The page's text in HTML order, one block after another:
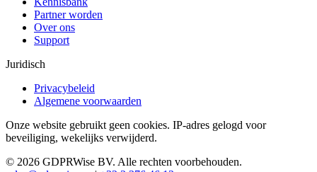
Partner worden
Over ons
Support
Juridisch
Privacybeleid
Algemene voorwaarden
Onze website gebruikt geen cookies. IP-adres gelogd voor
beveiliging, wekelijks verwijderd.
© 2026 GDPRWise BV. Alle rechten voorbehouden.